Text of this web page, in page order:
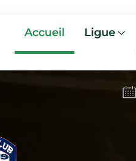
Accueil Ligue